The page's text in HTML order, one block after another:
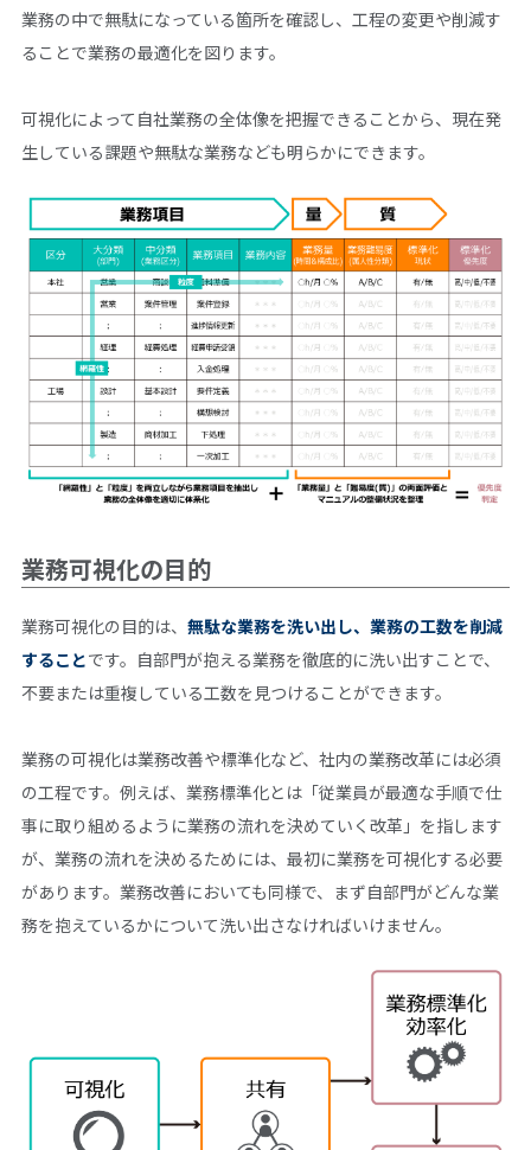
業務の中で無駄になっている箇所を確認し、工程の変更や削減す
ることで業務の最適化を図ります。
可視化によって自社業務の全体像を把握できることから、現在発
生している課題や無駄な業務なども明らかにできます。
業務可視化の目的
業務可視化の目的は、 無駄な業務を洗い出し、業務の工数を削減
することです。自部門が抱える業務を徹底的に洗い出すことで、
不要または重複している工数を見つけることができます。
業務の可視化は業務改善や標準化など、社内の業務改革には必須
の工程です。例えば、業務標準化とは「従業員が最適な手順で仕
事に取り組めるように業務の流れを決めていく改革」を指します
が、業務の流れを決めるためには、最初に業務を可視化する必要
があります。業務改善においても同様で、まず自部門がどんな業
務を抱えているかについて洗い出さなければいけません。